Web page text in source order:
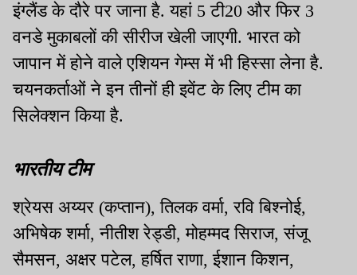
इंग्लैंड के दौरे पर जाना है. यहां 5 टी20 और फिर 3
वनडे मुकाबलों की सीरीज खेली जाएगी. भारत को
जापान में होने वाले एशियन गेम्स में भी हिस्सा लेना है.
चयनकर्ताओं ने इन तीनों ही इवेंट के लिए टीम का
सिलेक्शन किया है.
भारतीय टीम
श्रेयस अय्यर (कप्तान), तिलक वर्मा, रवि बिश्नोई,
अभिषेक शर्मा, नीतीश रेड्डी, मोहम्मद सिराज, संजू
सैमसन, अक्षर पटेल, हर्षित राणा, ईशान किशन,